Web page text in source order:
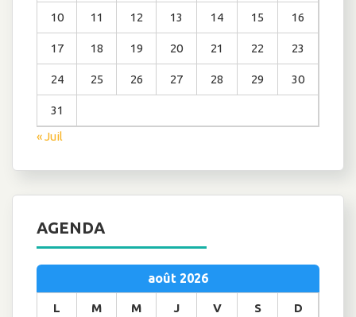
10 11 12 13 14 15 16
17 18 19 20 21 22 23
24 25 26 27 28 29 30
31
« Juil
AGENDA
août 2026
L M M J V S D